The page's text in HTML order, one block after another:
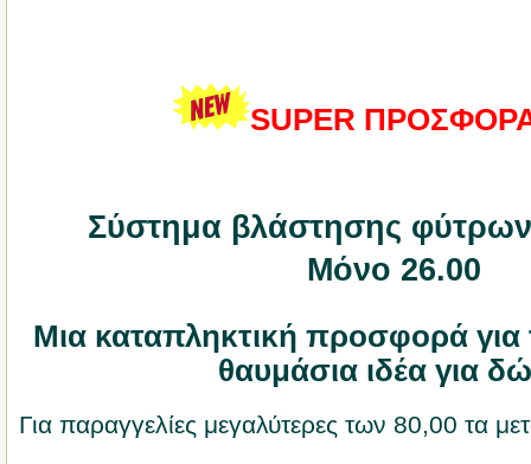
SUPER
Σύστημα βλάστησης
Μόνο 26.00 
Μια καταπληκτική προσφορά για
θαυμάσια ιδέα για
Για παραγγελίες μεγαλύτερες των 80,00 τα